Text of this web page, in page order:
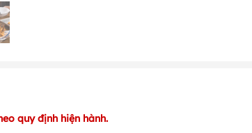
quy định hiện hành.